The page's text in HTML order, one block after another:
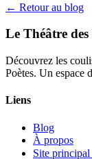
← Retour au blog
Le Théâtre des
Découvrez les
Poètes. Un espace
Liens
Blog
À propos
Site